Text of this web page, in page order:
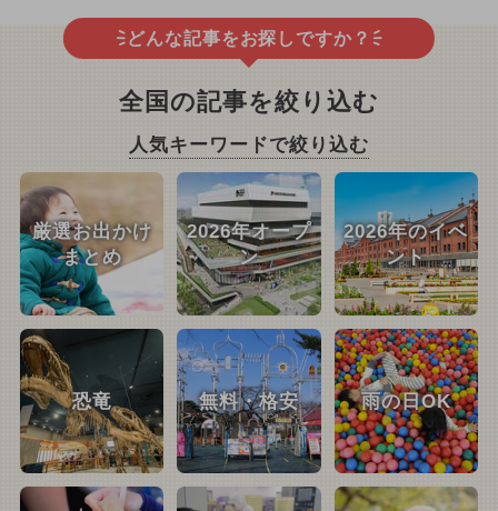
どんな記事をお探しですか？
全国の記事を絞り込む
人気キーワードで絞り込む
厳選お出かけ
まとめ
2026年オープ
ン
2026年のイベ
ント
恐竜 無料・格安 雨の日OK